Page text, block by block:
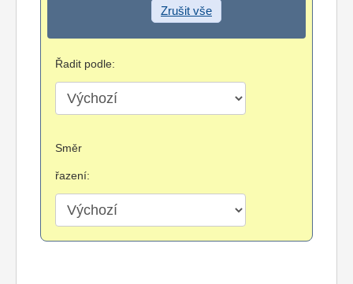
Zrušit vše
Řadit podle:
Směr
řazení: